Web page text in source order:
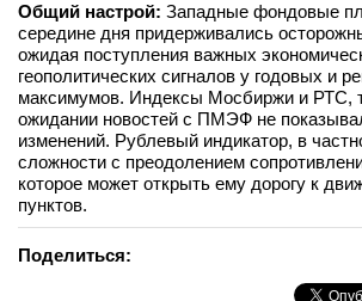
Общий настрой: Западные фондовые
середине дня придерживались
ожидая поступления важных
геополитических сигналов у годовых и
максимумов. Индексы Мосбиржи и РТС,
ожидании новостей с ПМЭФ не
изменений. Рублевый индикатор, в
сложности с преодолением
которое может открыть ему дорогу к
пунктов.
Поделиться: